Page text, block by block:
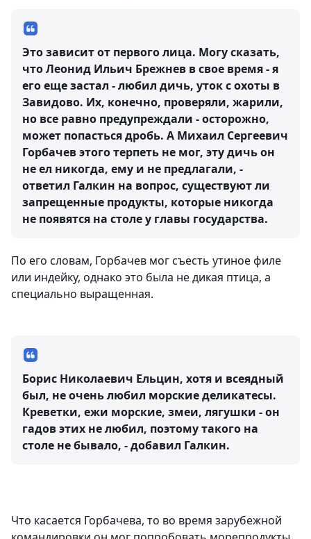
Это зависит от первого лица. Могу сказать,
что Леонид Ильич Брежнев в свое время - я
его еще застал - любил дичь, уток с охоты в
Завидово. Их, конечно, проверяли, жарили,
но все равно предупреждали - осторожно,
может попасться дробь. А Михаил Сергеевич
Горбачев этого терпеть не мог, эту дичь он
не ел никогда, ему и не предлагали, -
ответил Галкин на вопрос, существуют ли
запрещенные продукты, которые никогда
не появятся на столе у главы государства.
По его словам, Горбачев мог съесть утиное филе
или индейку, однако это была не дикая птица, а
специально выращенная.
Борис Николаевич Ельцин, хотя и всеядный
был, не очень любил морские деликатесы.
Креветки, ежи морские, змеи, лягушки - он
гадов этих не любил, поэтому такого на
столе не бывало, - добавил Галкин.
Что касается Горбачева, то во время зарубежной